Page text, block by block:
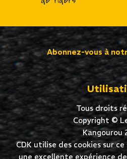
Abonnez-vous à
Tous droits
Copyright ©
Kangourou
CDK utilise des cookies sur
une excellente expérience